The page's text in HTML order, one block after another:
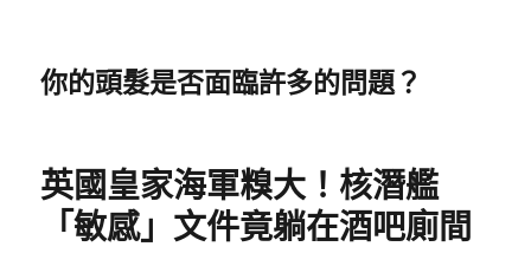
你的頭髮是否面臨許多的問題？
英國皇家海軍糗大！核潛艦
「敏感」文件竟躺在酒吧廁間